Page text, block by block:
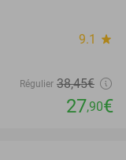
9.1 star
Régulier 38,45€
27,90€